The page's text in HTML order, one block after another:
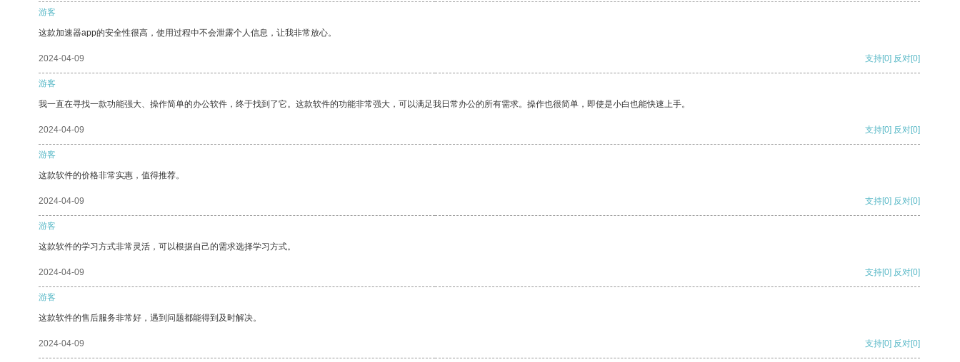
游客
这款加速器app的安全性很高，使用过程中不会泄露个人信息，让我非常放心。
2024-04-09 支持[0] 反对[0]
游客
我一直在寻找一款功能强大、操作简单的办公软件，终于找到了它。这款软件的功能非常强大，可以满足我日常办公的所有需求。操作也很简单，即使是小白也能快速上手。
2024-04-09 支持[0] 反对[0]
游客
这款软件的价格非常实惠，值得推荐。
2024-04-09 支持[0] 反对[0]
游客
这款软件的学习方式非常灵活，可以根据自己的需求选择学习方式。
2024-04-09 支持[0] 反对[0]
游客
这款软件的售后服务非常好，遇到问题都能得到及时解决。
2024-04-09 支持[0] 反对[0]